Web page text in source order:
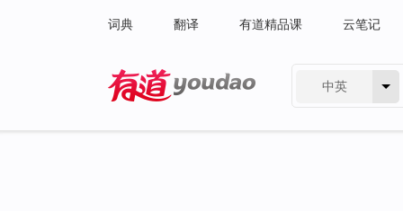
词典 翻译 有道精品课 云笔记
中英